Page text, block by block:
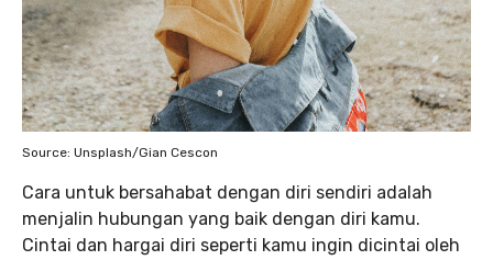
Source: Unsplash/Gian Cescon
Cara untuk bersahabat dengan diri sendiri adalah
menjalin hubungan yang baik dengan diri kamu.
Cintai dan hargai diri seperti kamu ingin dicintai oleh